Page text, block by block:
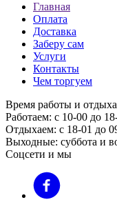
Главная
Оплата
Доставка
Заберу сам
Услуги
Контакты
Чем торгуем
Время работы и отдыха
Работаем: с 10-00 до
Отдыхаем: с 18-01 до
Выходные: суббота и
Соцсети и мы